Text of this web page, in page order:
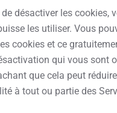
désactiver les cookies,
les utiliser. Vous
cookies et ce
qui vous sont
que cela peut
à tout ou partie des